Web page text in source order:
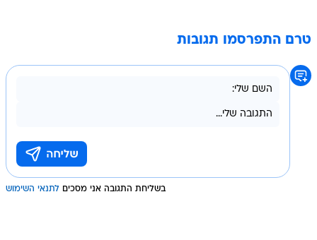
טרם התפרסמו תגובות
בשליחת התגובה אני מסכים לתנאי השימוש